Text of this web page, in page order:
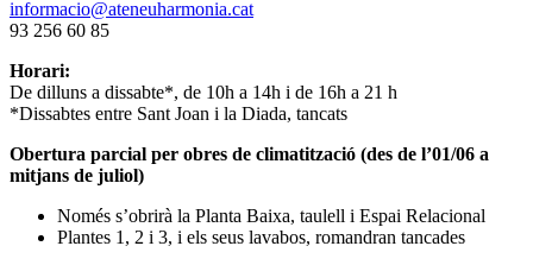
informacio@ateneuharmonia.cat
93 256 60 85
Horari:
De dilluns a dissabte*, de 10h a 14h i de 16h a 21 h
*Dissabtes entre Sant Joan i la Diada, tancats
Obertura parcial per obres de climatització (des de l’01/06 a
mitjans de juliol)
Només s’obrirà la Planta Baixa, taulell i Espai Relacional
Plantes 1, 2 i 3, i els seus lavabos, romandran tancades